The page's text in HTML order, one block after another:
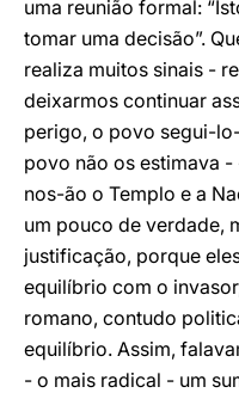
uma reunião formal:
tomar uma decisão”.
realiza muitos sinais -
deixarmos continuar
perigo, o povo segui-
povo não os estimava
nos-ão o Templo e a
um pouco de verdade,
justificação, porque
equilíbrio com o
romano, contudo
equilíbrio. Assim,
- o mais radical - um